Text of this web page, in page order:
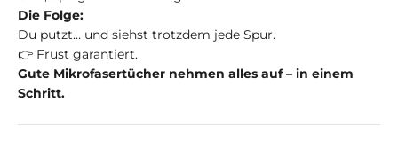
Die Folge:
Du putzt… und siehst trotzdem jede Spur.
👉 Frust garantiert.
Gute Mikrofasertücher nehmen alles auf – in einem
Schritt.